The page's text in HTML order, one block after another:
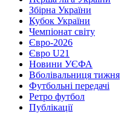
Збірна України
Кубок України
Чемпіонат світу
Євро-2026
Євро U21
Новини УЄФА
Вболівальниця тижня
Футбольні передачі
Ретро футбол
Публікації